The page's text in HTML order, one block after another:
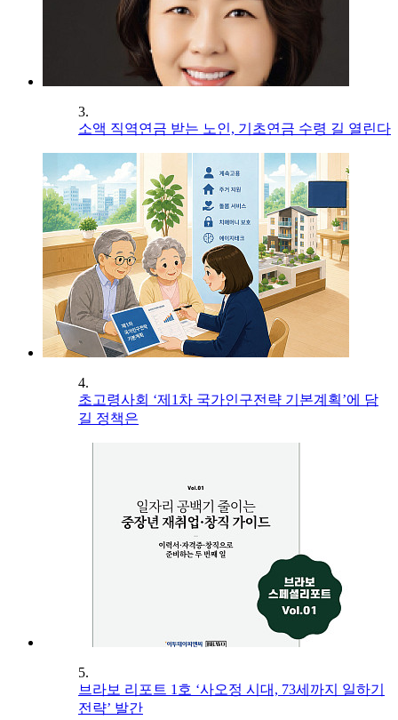
3.
소액 직역연금 받는 노인, 기초연금 수령 길 열린다
4.
초고령사회 ‘제1차 국가인구전략 기본계획’에 담
길 정책은
5.
브라보 리포트 1호 ‘사오정 시대, 73세까지 일하기
전략’ 발간